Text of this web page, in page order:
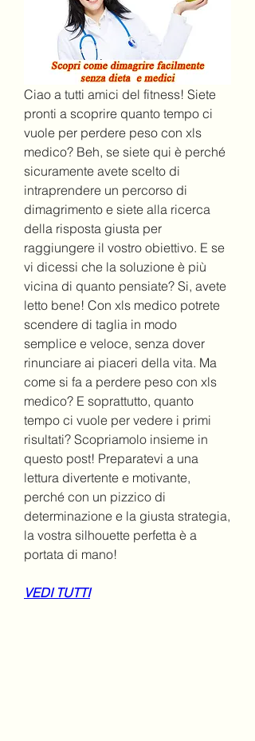
Ciao a tutti amici del fitness! Siete
pronti a scoprire quanto tempo ci
vuole per perdere peso con xls
medico? Beh, se siete qui è perché
sicuramente avete scelto di
intraprendere un percorso di
dimagrimento e siete alla ricerca
della risposta giusta per
raggiungere il vostro obiettivo. E se
vi dicessi che la soluzione è più
vicina di quanto pensiate? Si, avete
letto bene! Con xls medico potrete
scendere di taglia in modo
semplice e veloce, senza dover
rinunciare ai piaceri della vita. Ma
come si fa a perdere peso con xls
medico? E soprattutto, quanto
tempo ci vuole per vedere i primi
risultati? Scopriamolo insieme in
questo post! Preparatevi a una
lettura divertente e motivante,
perché con un pizzico di
determinazione e la giusta strategia,
la vostra silhouette perfetta è a
portata di mano!
VEDI TUTTI